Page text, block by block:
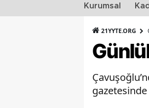
Kurumsal
21YYTE.ORG